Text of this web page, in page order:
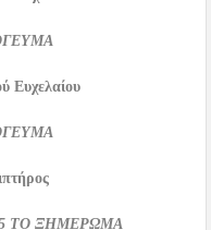
Ευχελαίου
ΤΟ ΞΗΜΕΡΩΜΑ